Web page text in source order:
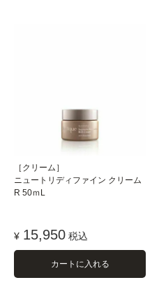
［クリーム］
ニュートリディファイン クリーム
R 50ｍL
¥ 15,950 税込
カートに入れる